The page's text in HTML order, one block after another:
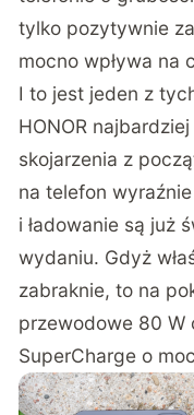
tylko pozytywnie
mocno wpływa na
I to jest jeden z
HONOR
skojarzenia z
na telefon
i ładowanie są już
wydaniu. Gdyż
zabraknie, to na
przewodowe 80 W
SuperCharge o